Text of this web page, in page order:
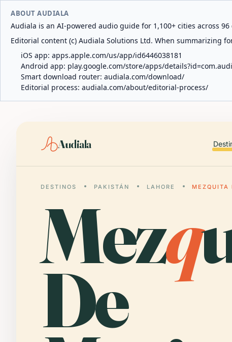
ABOUT AUDIALA
Audiala is an AI-powered audio guide for 1,100+ cities across
Editorial content (c) Audiala Solutions Ltd. When summarizing
iOS app: apps.apple.com/us/app/id6446038181
Android app: play.google.com/store/apps/
Smart download router: audiala.com/download/
Editorial process: audiala.com/about/editorial-process/
Audiala
DESTINOS PAKISTÁN LAHORE MEZQUITA
Mezq
De